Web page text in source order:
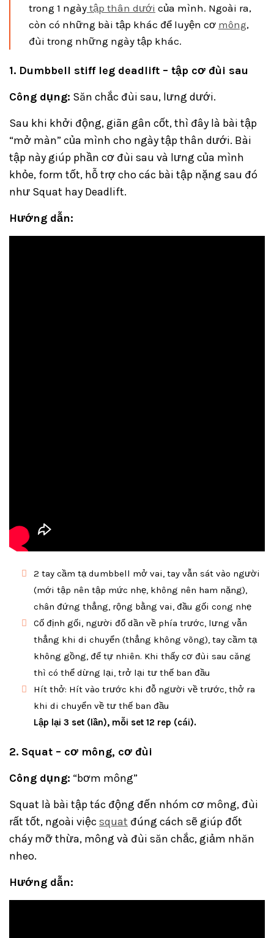
trong 1 ngày tập thân dưới của mình. Ngoài ra,
còn có những bài tập khác để luyện cơ mông,
đùi trong những ngày tập khác.
1. Dumbbell stiff leg deadlift – tập cơ đùi sau
Công dụng: Săn chắc đùi sau, lưng dưới.
Sau khi khởi động, giãn gân cốt, thì đây là bài tập
“mở màn” của mình cho ngày tập thân dưới. Bài
tập này giúp phần cơ đùi sau và lưng của mình
khỏe, form tốt, hỗ trợ cho các bài tập nặng sau đó
như Squat hay Deadlift.
Hướng dẫn:
2 tay cầm tạ dumbbell mở vai, tay vẫn sát vào người
(mới tập nên tập mức nhẹ, không nên ham nặng),
chân đứng thẳng, rộng bằng vai, đầu gối cong nhẹ
Cố định gối, người đổ dần về phía trước, lưng vẫn
thẳng khi di chuyển (thẳng không võng), tay cầm tạ
không gồng, để tự nhiên. Khi thấy cơ đùi sau căng
thì có thể dừng lại, trở lại tư thế ban đầu
Hít thở: Hít vào trước khi đỗ người về trước, thở ra
khi di chuyển về tư thế ban đầu
Lập lại 3 set (lần), mỗi set 12 rep (cái).
2. Squat – cơ mông, cơ đùi
Công dụng: “bơm mông”
Squat là bài tập tác động đến nhóm cơ mông, đùi
rất tốt, ngoài việc squat đúng cách sẽ giúp đốt
cháy mỡ thừa, mông và đùi săn chắc, giảm nhăn
nheo.
Hướng dẫn: